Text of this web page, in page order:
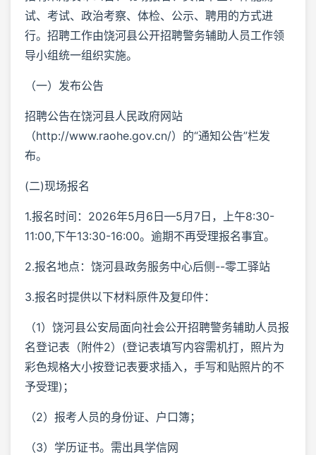
试、考试、政治考察、体检、公示、聘用的方式进
行。招聘工作由饶河县公开招聘警务辅助人员工作领
导小组统一组织实施。
（一）发布公告
招聘公告在饶河县人民政府网站
（http://www.raohe.gov.cn/）的“通知公告”栏发
布。
(二)现场报名
1.报名时间：2026年5月6日—5月7日，上午8:30-
11:00,下午13:30-16:00。逾期不再受理报名事宜。
2.报名地点：饶河县政务服务中心后侧--零工驿站
3.报名时提供以下材料原件及复印件：
（1）饶河县公安局面向社会公开招聘警务辅助人员报
名登记表（附件2）(登记表填写内容需机打，照片为
彩色规格大小按登记表要求插入，手写和贴照片的不
予受理)；
（2）报考人员的身份证、户口簿；
（3）学历证书。需出具学信网